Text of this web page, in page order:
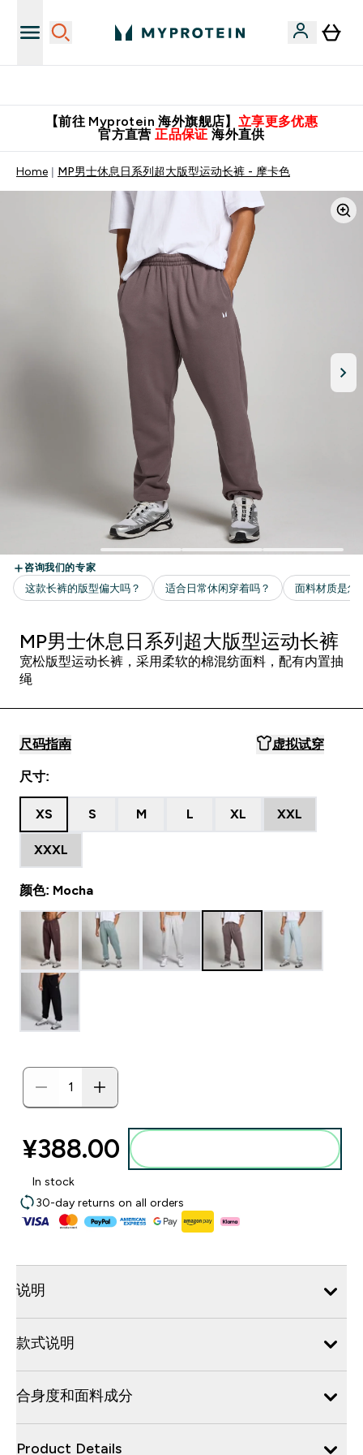
【前往 Myprotein 海外旗舰店】 立享更多优惠
官方直营 正品保证 海外直供
Home MP男士休息日系列超大版型运动长裤 - 摩卡色
MP男士休息日系列超大版型运动长裤
宽松版型运动长裤，采用柔软的棉混纺面料，配有内置抽
绳
尺码指南 虚拟试穿
尺寸:
XS S M L XL XXL
XXXL
颜色: Mocha
¥388.00‎
In stock
30-day returns on all orders
说明
款式说明
合身度和面料成分
Product Details